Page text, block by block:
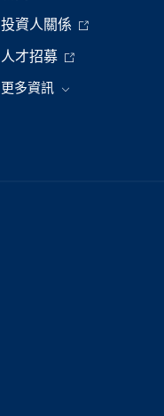
投資人關係
人才招募
更多資訊